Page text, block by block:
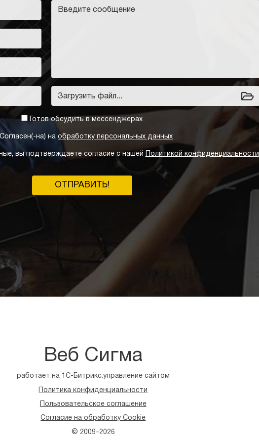
Загрузить файл...
Готов обсудить в мессенджерах
Согласен(-на) на обработку персональных данных
вы подтверждаете согласие с нашей Политикой конфиденциальности
ОТПРАВИТЬ!
Веб Сигма
работает на 1С-Битрикс:управление сайтом
Политика конфиденциальности
Пользовательское соглашение
Согласие на обработку Cookie
© 2009–2026